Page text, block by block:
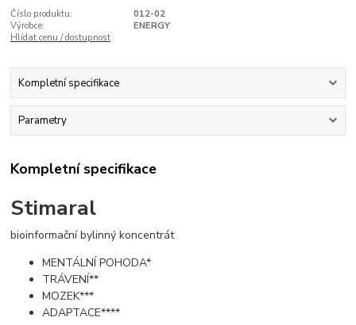
Číslo produktu:
012-02
Výrobce:
ENERGY
Hlídat cenu / dostupnost
Kompletní specifikace
Parametry
Kompletní specifikace
Stimaral
bioinformační bylinný koncentrát
MENTÁLNÍ POHODA*
TRÁVENÍ**
MOZEK***
ADAPTACE****